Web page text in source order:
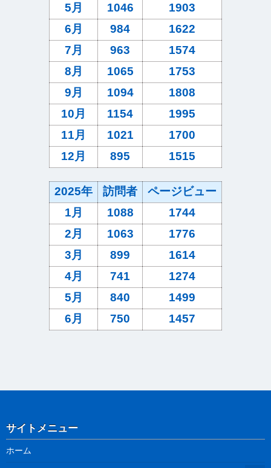
5月
1046
1903
6月
984
1622
7月
963
1574
8月
1065
1753
9月
1094
1808
10月
1154
1995
11月
1021
1700
12月
895 1515
2025年 訪問者
ページビュー
1月
1088
1744
2月
1063
1776
3月
899
1614
4月
741
1274
5月
840
1499
6月
750 1457
サイトメニュー
ホーム